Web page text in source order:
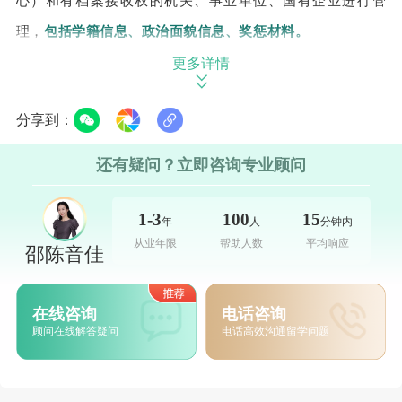
理， 包括学籍信息、政治面貌信息、奖惩材料。
为什么要存放 “档案”？
档案是不能长期保存在个人手中的，如果长时间把档案留存
在自己手里超过两年，很有可能变成
而如果自己的档案变成“死档”则需要重新建档。重新建档非
按照国家相关规定， 自费出国留学生的档案属于流动人员人
更多详情
分享到：
还有疑问？立即咨询专业顾问
邵陈音佳
1-3年
从业年限
100 人
帮助人数
15分钟内
平均响应
在线咨询
顾问在线解答疑问
电话咨询
电话高效沟通留学问题